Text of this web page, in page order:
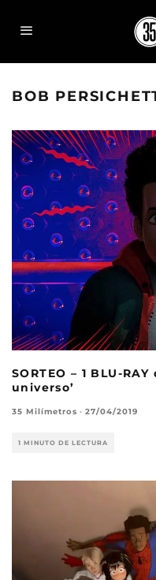
BOB
SORTEO – 1 BLU-
universo’
35 Milímetros · 27/04/2019
1 MINUTO DE LECTURA